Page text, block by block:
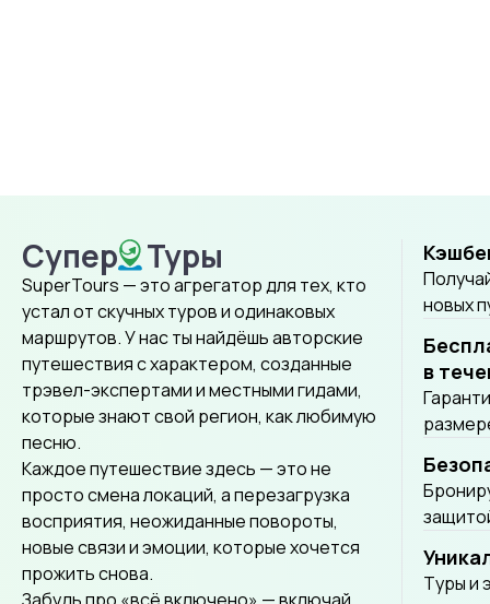
Супер Туры
SuperTours
SuperTours — это агрегатор для тех, кто
устал от скучных туров и одинаковых
маршрутов. У нас ты найдёшь авторские
путешествия с характером, созданные
трэвел-экспертами и местными гидами,
которые знают свой регион, как любимую
песню.
Каждое путешествие здесь — это не
просто смена локаций, а перезагрузка
восприятия, неожиданные повороты,
новые связи и эмоции, которые хочется
прожить снова.
новых
в
Tуры и